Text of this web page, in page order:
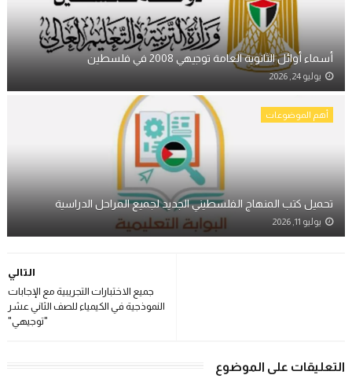
أسماء أوائل الثانوية العامة توجيهي 2008 في فلسطين
يوليو 24, 2026
أهم الموضوعات
تحميل كتب المنهاج الفلسطيني الجديد لجميع المراحل الدراسية
يوليو 11, 2026
التالي
جميع الاختبارات التجريبية مع الإجابات
النموذجية في الكيمياء للصف الثاني عشر
"توجيهي"
التعليقات على الموضوع